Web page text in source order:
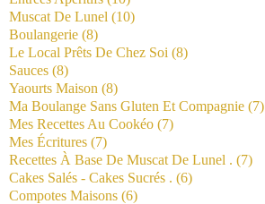
Muscat De Lunel (10)
Boulangerie (8)
Le Local Prêts De Chez Soi (8)
Sauces (8)
Yaourts Maison (8)
Ma Boulange Sans Gluten Et Compagnie (7)
Mes Recettes Au Cookéo (7)
Mes Écritures (7)
Recettes À Base De Muscat De Lunel . (7)
Cakes Salés - Cakes Sucrés . (6)
Compotes Maisons (6)